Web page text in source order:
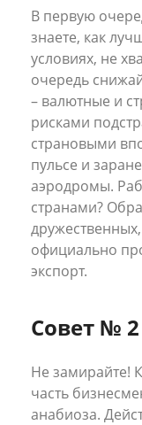
В первую
знаете, как
условиях, не
очередь
– валютные и
рисками
страновыми
пульсе и
аэродромы.
странами?
официально
экспорт.
Совет №
Не замирайте!
часть
анабиоза.